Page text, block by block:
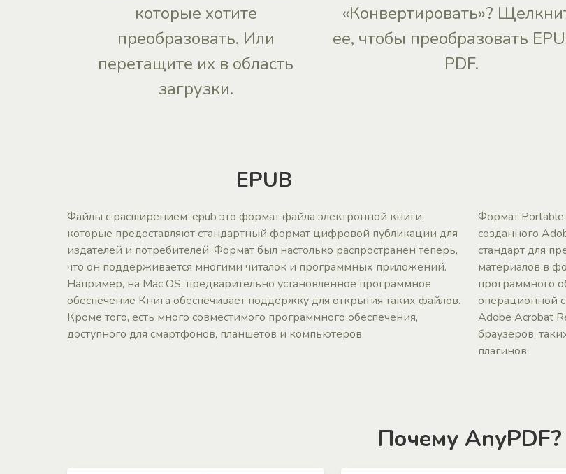
которые хотите
преобразовать. Или
перетащите их в область
загрузки.
«Конвертировать»?
ее, чтобы преобразовать
PDF.
EPUB
Файлы с расширением .epub это формат файла электронной книги,
которые предоставляют стандартный формат цифровой публикации для
издателей и потребителей. Формат был настолько распространен теперь,
что он поддерживается многими читалок и программных приложений.
Например, на Mac OS, предварительно установленное программное
обеспечение Книга обеспечивает поддержку для открытия таких файлов.
Кроме того, есть много совместимого программного обеспечения,
доступного для смартфонов, планшетов и компьютеров.
Формат Portable
созданного
стандарт для
материалов в
программного
операционной
Adobe Acrobat
браузеров,
плагинов.
Почему AnyPDF?